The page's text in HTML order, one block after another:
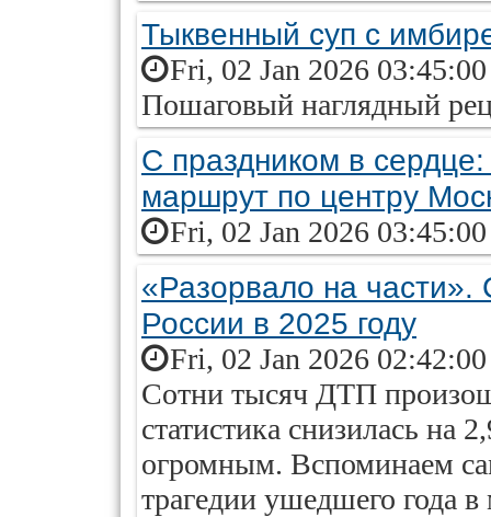
Тыквенный суп с
Fri, 02 Jan 2026
Пошаговый наглядный
С праздником в
маршрут по центру
Fri, 02 Jan 2026
«Разорвало на
России в 2025 году
Fri, 02 Jan 2026
Сотни тысяч ДТП
статистика снизилась на
огромным. Вспоминаем
трагедии ушедшего года